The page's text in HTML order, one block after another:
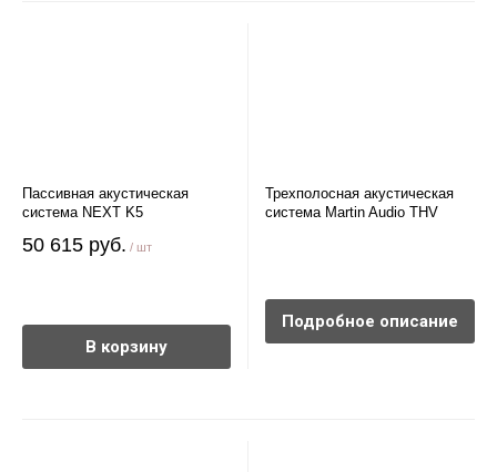
Пассивная акустическая
система NEXT K5
50 615 руб. / шт
В корзину
Трехполосная акустическая
система Martin Audio THV
Подробное описание